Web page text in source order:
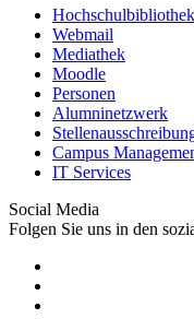
Hochschulbibliothek
Webmail
Mediathek
Moodle
Personen
Alumninetzwerk
Campus
IT Services
Social Media
Folgen Sie uns in den